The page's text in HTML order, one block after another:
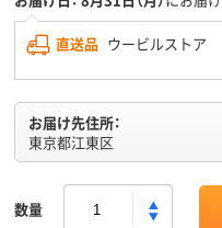
直送品 ウービルストア
お届け先住所：
東京都江東区
数量